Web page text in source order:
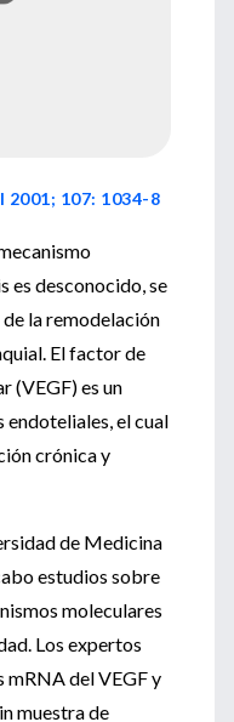
2001; 107: 1034-8
es desconocido, se
de la remodelación
El factor de
(VEGF) es un
el cual
crónica y
de Medicina
estudios sobre
moleculares
Los expertos
mRNA del VEGF y
muestra de